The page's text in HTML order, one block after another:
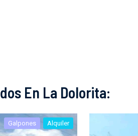
En La Dolorita:
Galpones Alquiler